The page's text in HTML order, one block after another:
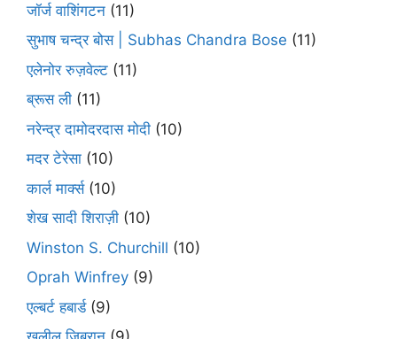
जॉर्ज वाशिंगटन (11)
सुभाष चन्द्र बोस | Subhas Chandra Bose (11)
एलेनोर रुज़वेल्ट (11)
ब्रूस ली (11)
नरेन्द्र दामोदरदास मोदी (10)
मदर टेरेसा (10)
कार्ल मार्क्स(10)
शेख सादी शिराज़ी (10)
Winston S. Churchill (10)
Oprah Winfrey (9)
एल्बर्ट हबार्ड(9)